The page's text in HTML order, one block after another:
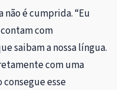
não é cumprida. “Eu
com
saibam a nossa língua.
com uma
esse